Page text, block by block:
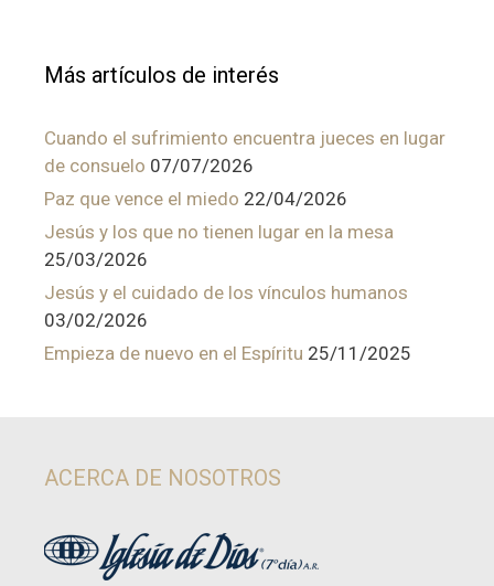
Más artículos de interés
Cuando el sufrimiento encuentra jueces en lugar
de consuelo 07/07/2026
Paz que vence el miedo 22/04/2026
Jesús y los que no tienen lugar en la mesa
25/03/2026
Jesús y el cuidado de los vínculos humanos
03/02/2026
Empieza de nuevo en el Espíritu 25/11/2025
ACERCA DE NOSOTROS